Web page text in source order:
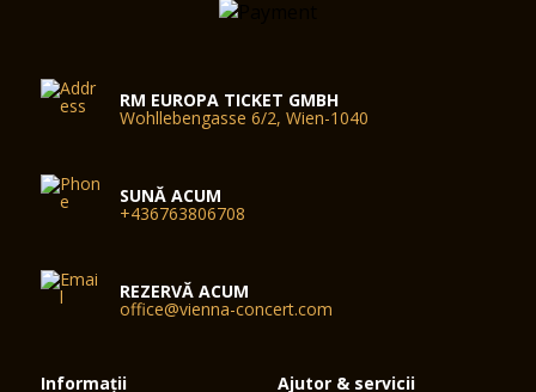
RM EUROPA TICKET GMBH
Wohllebengasse 6/2, Wien-1040
SUNĂ ACUM
+436763806708
REZERVĂ ACUM
office@vienna-concert.com
Informații Ajutor & servicii